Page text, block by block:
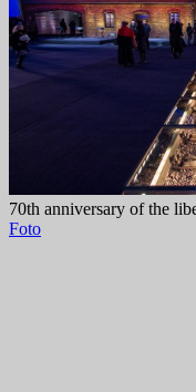
70th anniversary of the
Foto